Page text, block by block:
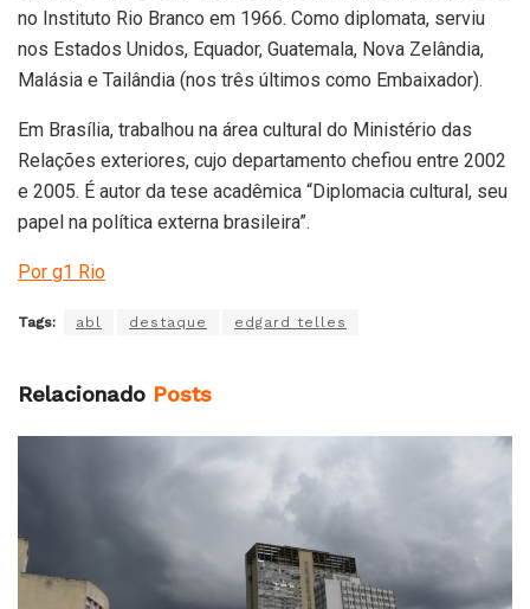
no Instituto Rio Branco em 1966. Como diplomata, serviu
nos Estados Unidos, Equador, Guatemala, Nova Zelândia,
Malásia e Tailândia (nos três últimos como Embaixador).
Em Brasília, trabalhou na área cultural do Ministério das
Relações exteriores, cujo departamento chefiou entre 2002
e 2005. É autor da tese acadêmica “Diplomacia cultural, seu
papel na política externa brasileira”.
Por g1 Rio
Tags: abl destaque edgard telles
Relacionado Posts